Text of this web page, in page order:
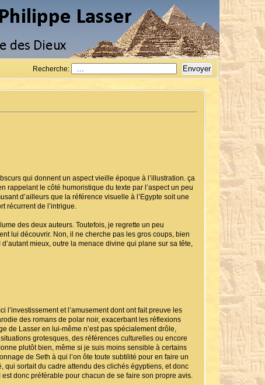
Recherche:
qui donnent un aspect vieille époque à l’illustration. ça
rappelant le côté humoristique du texte par l’aspect un peu
d’ailleurs que la référence visuelle à l’Egypte soit une
récurrent de l’intrigue.
des deux auteurs. Toutefois, je regrette un peu
lui découvrir. Non, il ne cherche pas les gros coups, bien
mieux, outre la menace divine qui plane sur sa tête,
et l’amusement dont ont fait preuve les
des romans de polar noir, exacerbant les réflexions
de Lasser en lui-même n’est pas spécialement drôle,
grotesques, des références culturelles ou encore
plutôt bien, même si je suis moins sensible à certains
de Seth à qui l’on ôte toute subtilité pour en faire un
qui sortait du cadre attendu des clichés égyptiens, et donc
donc préférable pour chacun de se faire son propre avis.